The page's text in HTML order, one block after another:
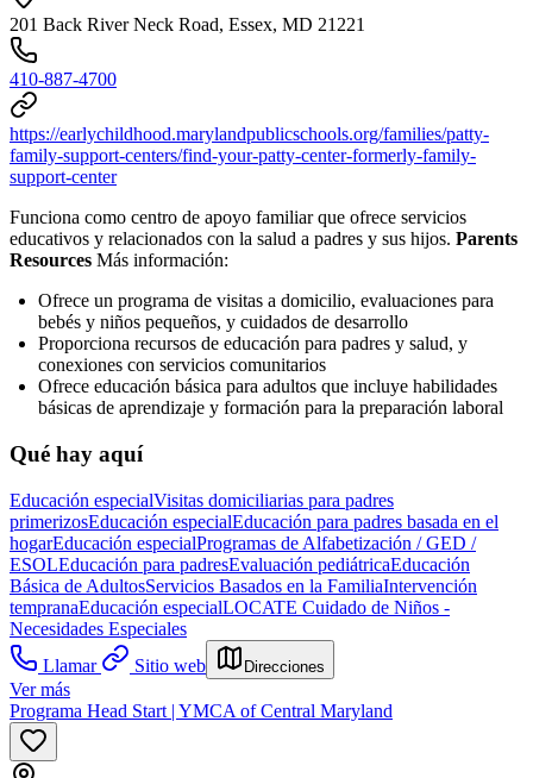
201 Back River Neck Road, Essex, MD 21221
410-887-4700
https://earlychildhood.marylandpublicschools.org/families/patty-
family-support-centers/find-your-patty-center-formerly-family-
support-center
Funciona como centro de apoyo familiar que ofrece servicios
educativos y relacionados con la salud a padres y sus hijos. Parents
Resources Más información:
Ofrece un programa de visitas a domicilio, evaluaciones para
bebés y niños pequeños, y cuidados de desarrollo
Proporciona recursos de educación para padres y salud, y
conexiones con servicios comunitarios
Ofrece educación básica para adultos que incluye habilidades
básicas de aprendizaje y formación para la preparación laboral
Qué hay aquí
Educación especialVisitas domiciliarias para padres
primerizosEducación especialEducación para padres basada en el
hogarEducación especialProgramas de Alfabetización / GED /
ESOLEducación para padresEvaluación pediátricaEducación
Básica de AdultosServicios Basados en la FamiliaIntervención
tempranaEducación especialLOCATE Cuidado de Niños -
Necesidades Especiales
Llamar
Sitio web Direcciones
Ver más
Programa Head Start | YMCA of Central Maryland